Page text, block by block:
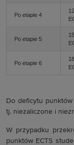
Po etapie 4
Po etapie 5
Po etapie 6
Do deficytu punktów
tj. niezaliczone i
W przypadku
punktów ECTS